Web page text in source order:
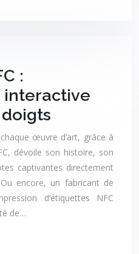
:
interactive
œuvre d’art, grâce à
dévoile son histoire, son
captivantes directement
encore, un fabricant de
d’étiquettes NFC
de…